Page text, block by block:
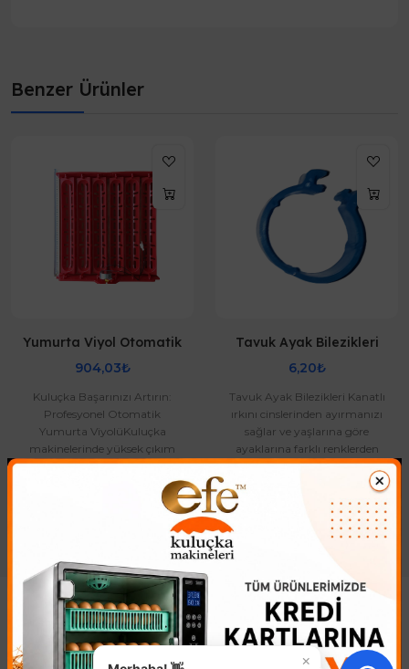
Benzer Ürünler
Yumurta Viyol Otomatik
904,03₺
Kuluçka Başarınızı Artırın:
Profesyonel Otomatik
Yumurta ViyolüKuluçka
makinelerinde yüksek çıkım
oranı elde etmenin sırrı,
Tavuk Ayak Bilezikleri
6,20₺
Tavuk Ayak Bilezikleri Kanatlı
ırkını cinslerinden ayırmanızı
sağlar ve yaşlarına göre
ayaklarına farklı renklerden
bilezik takarsınız. Çıtç..
Kuluçka Makinesi
Kuluçka Makinesi ile civciv üretimi, farklı amaçlara yönelik
×